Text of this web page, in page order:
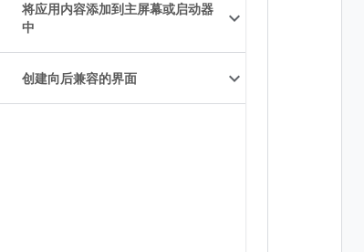
将应用内容添加到主屏幕或启动器
中
创建向后兼容的界面